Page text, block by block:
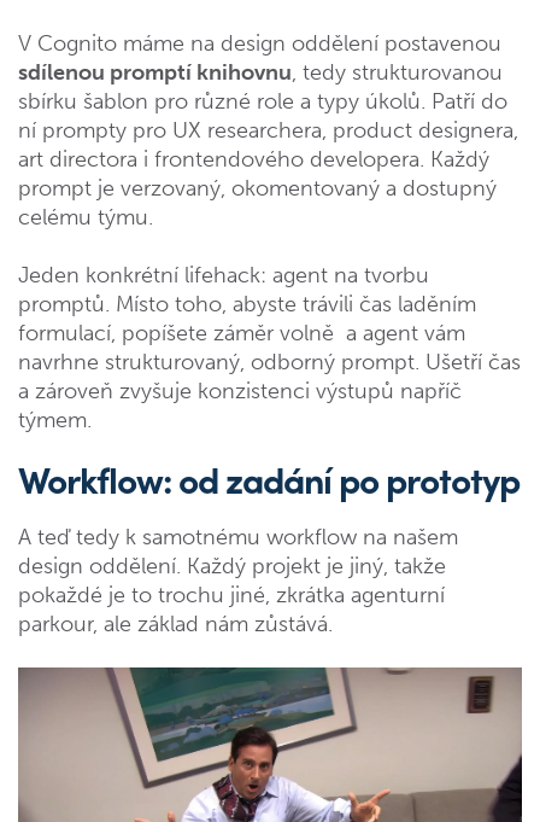
V Cognito máme na design oddělení postavenou
sdílenou promptí knihovnu, tedy strukturovanou
sbírku šablon pro různé role a typy úkolů. Patří do
ní prompty pro UX researchera, product designera,
art directora i frontendového developera. Každý
prompt je verzovaný, okomentovaný a dostupný
celému týmu.
Jeden konkrétní lifehack: agent na tvorbu
promptů. Místo toho, abyste trávili čas laděním
formulací, popíšete záměr volně a agent vám
navrhne strukturovaný, odborný prompt. Ušetří čas
a zároveň zvyšuje konzistenci výstupů napříč
týmem.
Workflow: od zadání po prototyp
A teď tedy k samotnému workflow na našem
design oddělení. Každý projekt je jiný, takže
pokaždé je to trochu jiné, zkrátka agenturní
parkour, ale základ nám zůstává.